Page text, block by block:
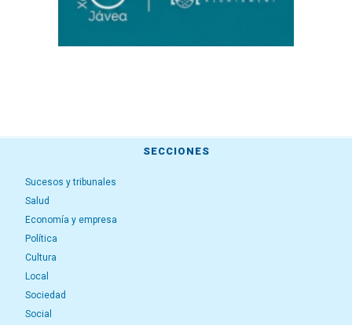
SECCIONES
Sucesos y tribunales
Salud
Economía y empresa
Política
Cultura
Local
Sociedad
Social